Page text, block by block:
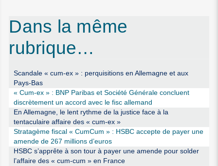
Dans la même
rubrique…
Scandale « cum-ex » : perquisitions en Allemagne et aux
Pays-Bas
« Cum-ex » : BNP Paribas et Société Générale concluent
discrètement un accord avec le fisc allemand
En Allemagne, le lent rythme de la justice face à la
tentaculaire affaire des « cum-ex »
Stratagème fiscal « CumCum » : HSBC accepte de payer une
amende de 267 millions d’euros
HSBC s’apprête à son tour à payer une amende pour solder
l’affaire des « cum-cum » en France